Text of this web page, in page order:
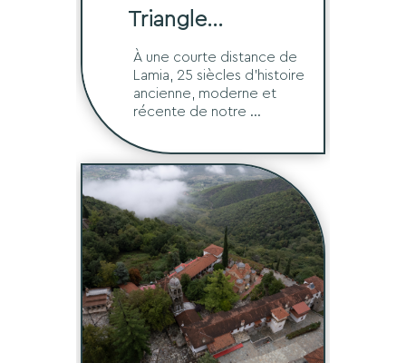
Triangle
historique
À une courte distance de
Lamia, 25 siècles d'histoire
ancienne, moderne et
récente de notre ...